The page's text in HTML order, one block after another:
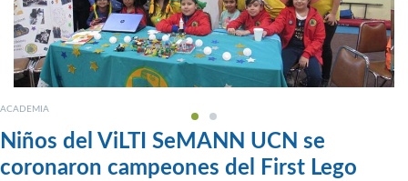
ACADEMIA
Niños del ViLTI SeMANN UCN se
coronaron campeones del First Lego